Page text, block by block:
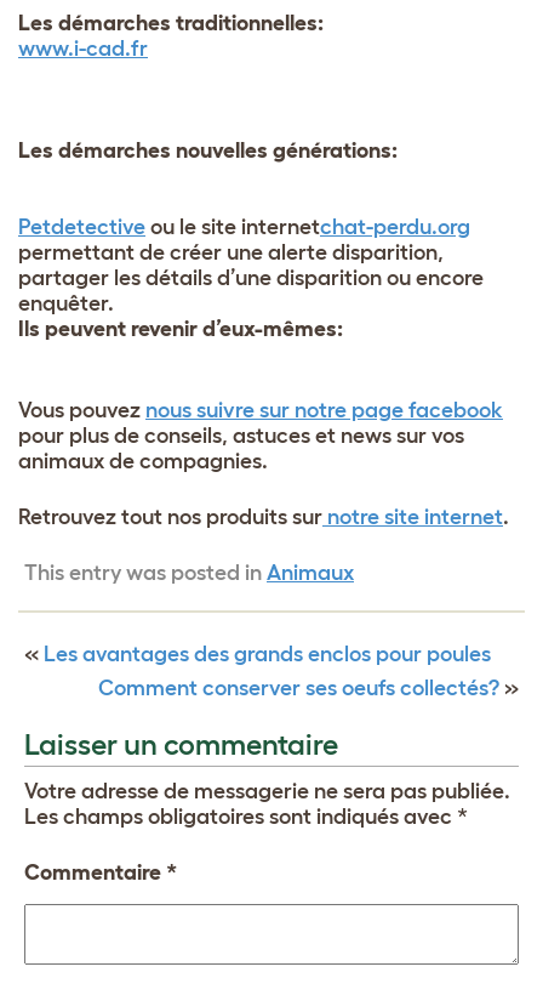
Les démarches traditionnelles:
www.i-cad.fr
Les démarches nouvelles générations:
Petdetective ou le site internetchat-perdu.org
permettant de créer une alerte disparition,
partager les détails d’une disparition ou encore
enquêter.
Ils peuvent revenir d’eux-mêmes:
Vous pouvez nous suivre sur notre page facebook
pour plus de conseils, astuces et news sur vos
animaux de compagnies.
Retrouvez tout nos produits sur notre site internet.
This entry was posted in Animaux
« Les avantages des grands enclos pour poules
Comment conserver ses oeufs collectés? »
Laisser un commentaire
Votre adresse de messagerie ne sera pas publiée.
Les champs obligatoires sont indiqués avec *
Commentaire *